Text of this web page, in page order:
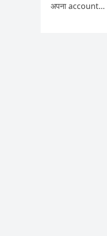
अपना account…